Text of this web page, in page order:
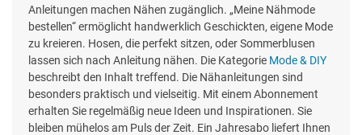
Anleitungen machen Nähen zugänglich. „Meine Nähmode
bestellen“ ermöglicht handwerklich Geschickten, eigene Mode
zu kreieren. Hosen, die perfekt sitzen, oder Sommerblusen
lassen sich nach Anleitung nähen. Die Kategorie Mode & DIY
beschreibt den Inhalt treffend. Die Nähanleitungen sind
besonders praktisch und vielseitig. Mit einem Abonnement
erhalten Sie regelmäßig neue Ideen und Inspirationen. Sie
bleiben mühelos am Puls der Zeit. Ein Jahresabo liefert Ihnen